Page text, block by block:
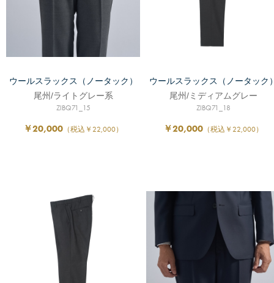
ウールスラックス（ノータック）
尾州/ライトグレー系
ZIBQ71_15
￥20,000 （税込￥22,000）
ウールスラックス（ノータック
尾州/ミディアムグレー
ZIBQ71_18
￥20,000 （税込￥22,000）